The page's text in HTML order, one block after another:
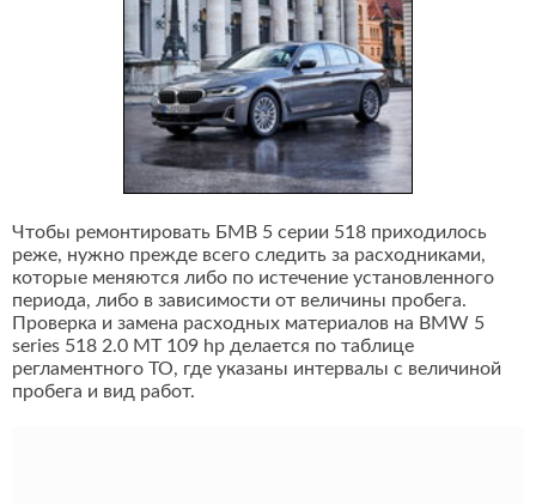
Чтобы ремонтировать БМВ 5 серии 518 приходилось
реже, нужно прежде всего следить за расходниками,
которые меняются либо по истечение установленного
периода, либо в зависимости от величины пробега.
Проверка и замена расходных материалов на BMW 5
series 518 2.0 MT 109 hp делается по таблице
регламентного ТО, где указаны интервалы с величиной
пробега и вид работ.